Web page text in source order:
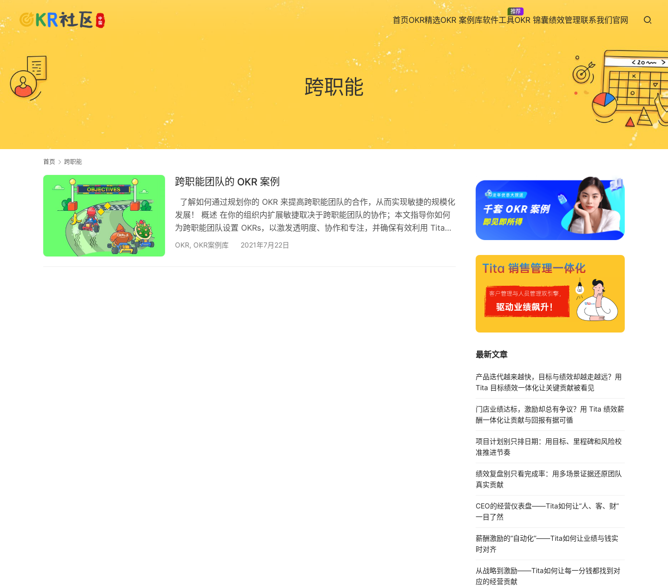
首页OKR精选OKR 案例库软件工具
推荐
OKR 锦囊绩效管理联系我们官网
跨职能
首页 跨职能
跨职能团队的 OKR 案例
了解如何通过规划你的 OKR 来提高跨职能团队的合作，从而实现敏捷的规模化
发展！ 概述 在你的组织内扩展敏捷取决于跨职能团队的协作；本文指导你如何
为跨职能团队设置 OKRs，以激发透明度、协作和专注，并确保有效利用 Tita。
你应该争取做到以下几点： 在你的组织中形成具有企业家精神的、积极主动的小
OKR, OKR案例库 2021年7月22日
最新文章
产品迭代越来越快，目标与绩效却越走越远？用
Tita 目标绩效一体化让关键贡献被看见
门店业绩达标，激励却总有争议？用 Tita 绩效薪
酬一体化让贡献与回报有据可循
项目计划别只排日期：用目标、里程碑和风险校
准推进节奏
绩效复盘别只看完成率：用多场景证据还原团队
真实贡献
CEO的经营仪表盘——Tita如何让“人、客、财”
一目了然
薪酬激励的“自动化”——Tita如何让业绩与钱实
时对齐
从战略到激励——Tita如何让每一分钱都找到对
应的经营贡献